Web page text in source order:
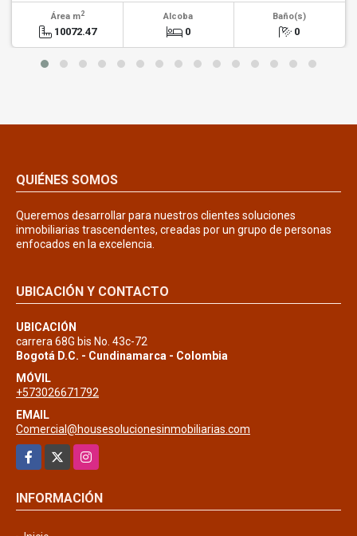
Área m2
10072.47
Alcoba
0
Baño(s)
0
QUIÉNES SOMOS
Queremos desarrollar para nuestros clientes soluciones
inmobiliarias trascendentes, creadas por un grupo de personas
enfocados en la excelencia.
UBICACIÓN
carrera 68G bis No. 43c-72
Bogotá D.C. - Cundinamarca - Colombia
MÓVIL
+573026671792
EMAIL
Comercial@housesolucionesinmobiliarias.com
Facebook
X Instagram